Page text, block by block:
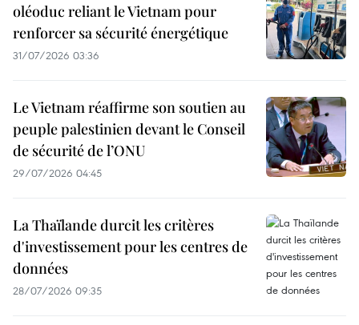
oléoduc reliant le Vietnam pour
renforcer sa sécurité énergétique
31/07/2026 03:36
Le Vietnam réaffirme son soutien au
peuple palestinien devant le Conseil
de sécurité de l’ONU
29/07/2026 04:45
La Thaïlande durcit les critères
d'investissement pour les centres de
données
28/07/2026 09:35